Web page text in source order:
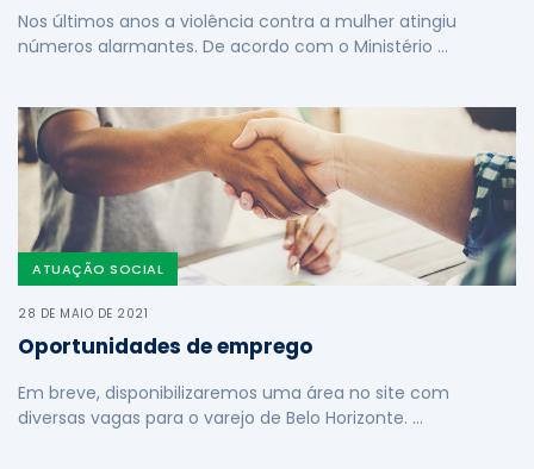
Nos últimos anos a violência contra a mulher atingiu
números alarmantes. De acordo com o Ministério …
ATUAÇÃO SOCIAL
28 DE MAIO DE 2021
Oportunidades de emprego
Em breve, disponibilizaremos uma área no site com
diversas vagas para o varejo de Belo Horizonte. …